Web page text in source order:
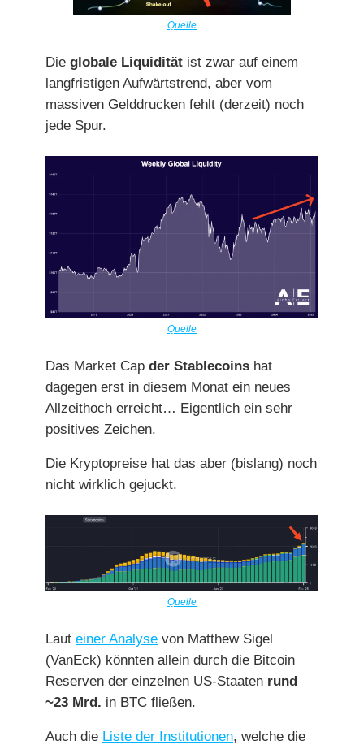
Quelle
Die globale Liquidität ist zwar auf einem
langfristigen Aufwärtstrend, aber vom
massiven Gelddrucken fehlt (derzeit) noch
jede Spur.
Quelle
Das Market Cap der Stablecoins hat
dagegen erst in diesem Monat ein neues
Allzeithoch erreicht… Eigentlich ein sehr
positives Zeichen.
Die Kryptopreise hat das aber (bislang) noch
nicht wirklich gejuckt.
Quelle
Laut einer Analyse von Matthew Sigel
(VanEck) könnten allein durch die Bitcoin
Reserven der einzelnen US-Staaten rund
~23 Mrd. in BTC fließen.
Auch die Liste der Institutionen, welche die